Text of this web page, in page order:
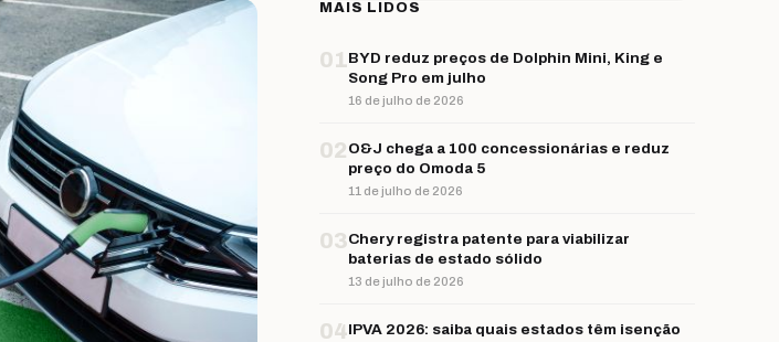
MAIS LIDOS
01BYD reduz preços de Dolphin Mini, King e
Song Pro em julho
16 de julho de 2026
02 O&J chega a 100 concessionárias e reduz
preço do Omoda 5
11 de julho de 2026
03Chery registra patente para viabilizar
baterias de estado sólido
13 de julho de 2026
04IPVA 2026: saiba quais estados têm isenção